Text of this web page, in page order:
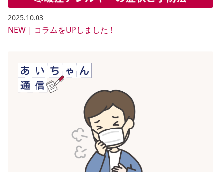
2025.10.03
NEW | コラムをUPしました！